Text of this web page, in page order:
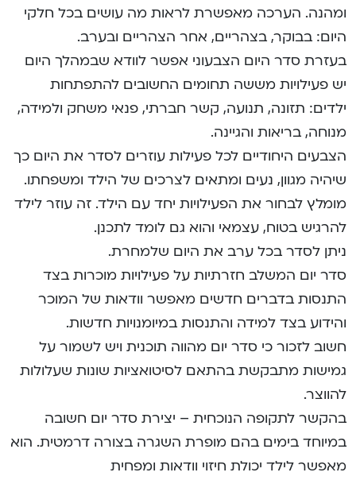
ומהנה. הערכה מאפשרת לראות מה עושים בכל חלקי
היום: בבוקר, בצהריים, אחר הצהריים ובערב.
בעזרת סדר היום הצבעוני אפשר לוודא שבמהלך היום
יש פעילויות מששה תחומים החשובים להתפתחות
ילדים: תזונה, תנועה, קשר חברתי, פנאי משחק ולמידה,
מנוחה, בריאות והגיינה.
הצבעים היחודיים לכל פעילות עוזרים לסדר את היום כך
שיהיה מגוון, נעים ומתאים לצרכים של הילד ומשפחתו.
מומלץ לבחור את הפעילויות יחד עם הילד. זה עוזר לילד
להרגיש בטוח, עצמאי והוא גם לומד לתכנן.
ניתן לסדר בכל ערב את היום שלמחרת.
סדר יום המשלב חזרתיות על פעילויות מוכרות בצד
התנסות בדברים חדשים מאפשר וודאות של המוכר
והידוע בצד למידה והתנסות במיומנויות חדשות.
חשוב לזכור כי סדר יום מהווה תוכנית ויש לשמור על
גמישות מתבקשת בהתאם לסיטואציות שונות שעלולות
להווצר.
בהקשר לתקופה הנוכחית – יצירת סדר יום חשובה
במיוחד בימים בהם מופרת השגרה בצורה דרמטית. הוא
מאפשר לילד יכולת חיזוי וודאות ומפחית